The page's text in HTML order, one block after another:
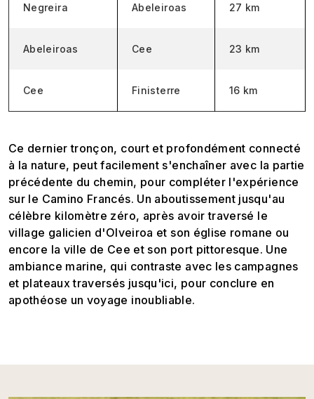
Negreira Abeleiroas 27 km
Abeleiroas Cee 23 km
Cee Finisterre 16 km
Ce dernier tronçon, court et profondément connecté
à la nature, peut facilement s'enchaîner avec la partie
précédente du chemin, pour compléter l'expérience
sur le Camino Francés. Un aboutissement jusqu'au
célèbre kilomètre zéro, après avoir traversé le
village galicien d'Olveiroa et son église romane ou
encore la ville de Cee et son port pittoresque. Une
ambiance marine, qui contraste avec les campagnes
et plateaux traversés jusqu'ici, pour conclure en
apothéose un voyage inoubliable.